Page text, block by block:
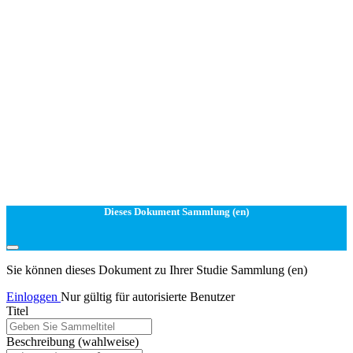
Dieses Dokument Sammlung (en)
Sie können dieses Dokument zu Ihrer Studie Sammlung (en)
Einloggen Nur gültig für autorisierte Benutzer
Titel
Beschreibung (wahlweise)